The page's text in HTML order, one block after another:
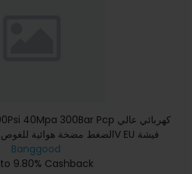
الضغط مضخة هوائية للغوص في خزان سكوبا 220V EU فيشة
Banggood
9.80% Cashback